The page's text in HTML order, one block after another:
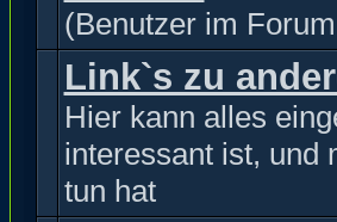
(Benutzer im
Link`s zu
Hier kann alles
interessant ist, und
tun hat